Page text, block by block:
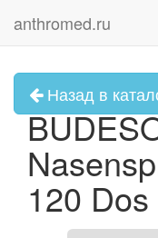
anthromed.ru
Назад в
120 Dos